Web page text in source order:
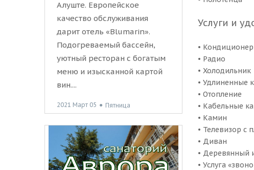
Услуги и
• Кондиционер
• Радио
• Холодильник
• Удлиненные
• Отопление
• Кабельные
• Камин
• Телевизор с
• Диван
• Деревянный
• Услуга
Алуште. Европейское
качество обслуживания
дарит отель «Blumarin».
Подогреваемый бассейн,
уютный ресторан с богатым
меню и изысканной картой
вин....
2021 Март 05 ● Пятница